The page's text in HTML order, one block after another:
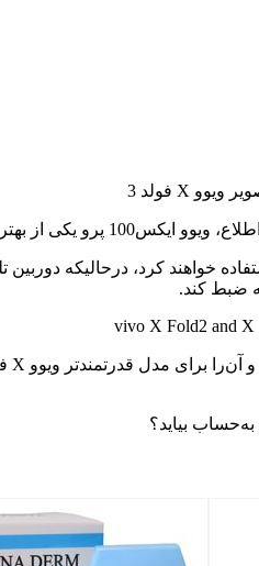
به‌حساب بیاید؟